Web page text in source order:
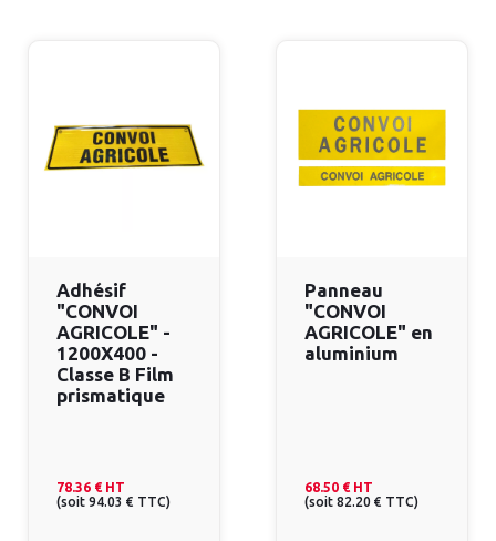
Adhésif
"CONVOI
AGRICOLE" -
1200X400 -
Classe B Film
prismatique
78.36 € HT
(soit 94.03 € TTC)
Panneau
"CONVOI
AGRICOLE" en
aluminium
68.50 € HT
(soit 82.20 € TTC)